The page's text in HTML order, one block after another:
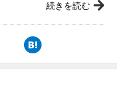
続きを読む